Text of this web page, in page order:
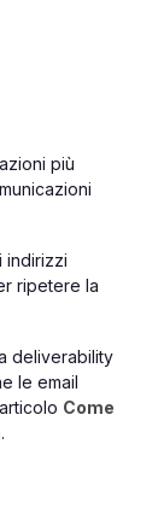
più
indirizzi
ripetere la
deliverability
le email
Come
.